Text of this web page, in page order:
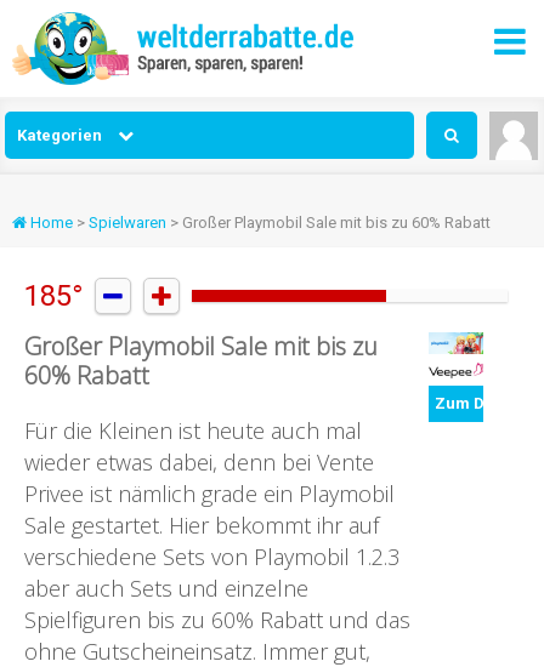
Kategorien
Home > Spielwaren > Großer Playmobil Sale mit bis zu 60% Rabatt
185°  
Großer Playmobil Sale mit bis zu
60% Rabatt
Für die Kleinen ist heute auch mal
wieder etwas dabei, denn bei Vente
Privee ist nämlich grade ein Playmobil
Sale gestartet. Hier bekommt ihr auf
verschiedene Sets von Playmobil 1.2.3
aber auch Sets und einzelne
Spielfiguren bis zu 60% Rabatt und das
ohne Gutscheineinsatz. Immer gut,
Zum Deal